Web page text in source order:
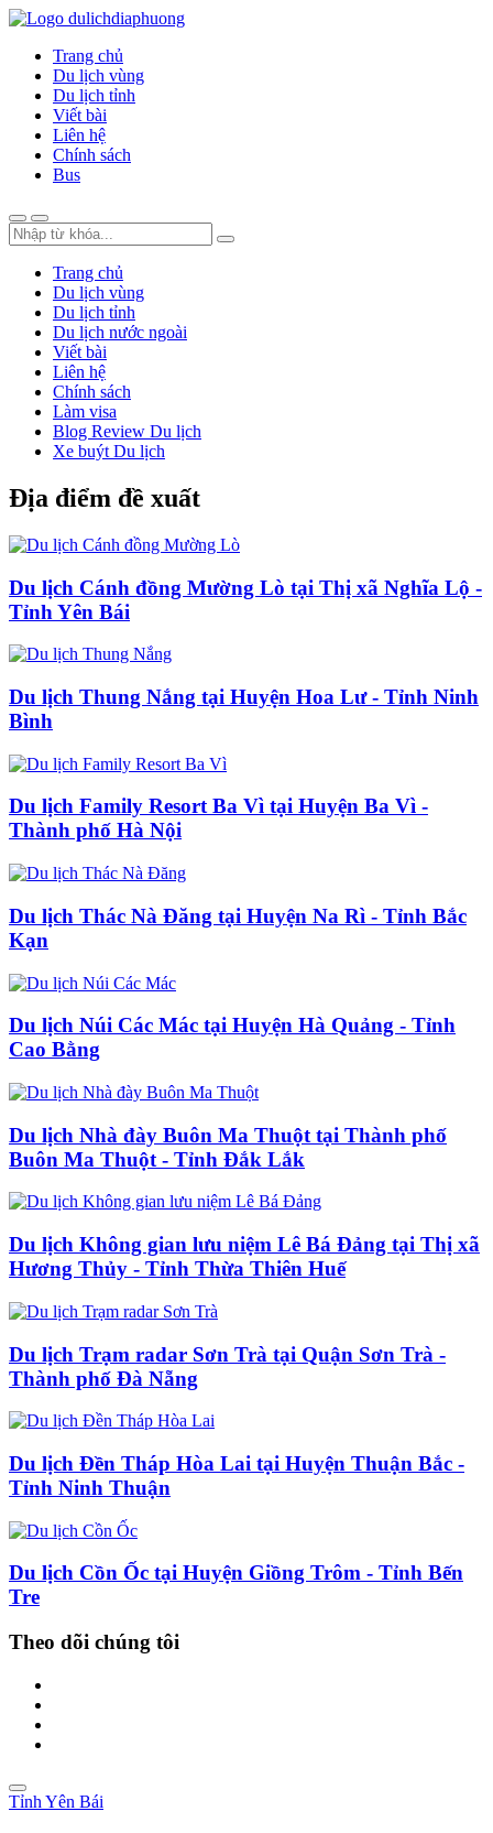
Trang chủ
Du lịch vùng
Du lịch tỉnh
Viết bài
Liên hệ
Chính sách
Bus
Trang chủ
Du lịch vùng
Du lịch tỉnh
Du lịch nước ngoài
Viết bài
Liên hệ
Chính sách
Làm visa
Blog Review Du lịch
Xe buýt Du lịch
Địa điểm đề xuất
Du lịch Cánh đồng Mường Lò tại Thị xã Nghĩa Lộ -
Tỉnh Yên Bái
Du lịch Thung Nắng tại Huyện Hoa Lư - Tỉnh Ninh
Bình
Du lịch Family Resort Ba Vì tại Huyện Ba Vì -
Thành phố Hà Nội
Du lịch Thác Nà Đăng tại Huyện Na Rì - Tỉnh Bắc
Kạn
Du lịch Núi Các Mác tại Huyện Hà Quảng - Tỉnh
Cao Bằng
Du lịch Nhà đày Buôn Ma Thuột tại Thành phố
Buôn Ma Thuột - Tỉnh Đắk Lắk
Du lịch Không gian lưu niệm Lê Bá Đảng tại Thị xã
Hương Thủy - Tỉnh Thừa Thiên Huế
Du lịch Trạm radar Sơn Trà tại Quận Sơn Trà -
Thành phố Đà Nẵng
Du lịch Đền Tháp Hòa Lai tại Huyện Thuận Bắc -
Tỉnh Ninh Thuận
Du lịch Cồn Ốc tại Huyện Giồng Trôm - Tỉnh Bến
Tre
Theo dõi chúng tôi
Tỉnh Yên Bái